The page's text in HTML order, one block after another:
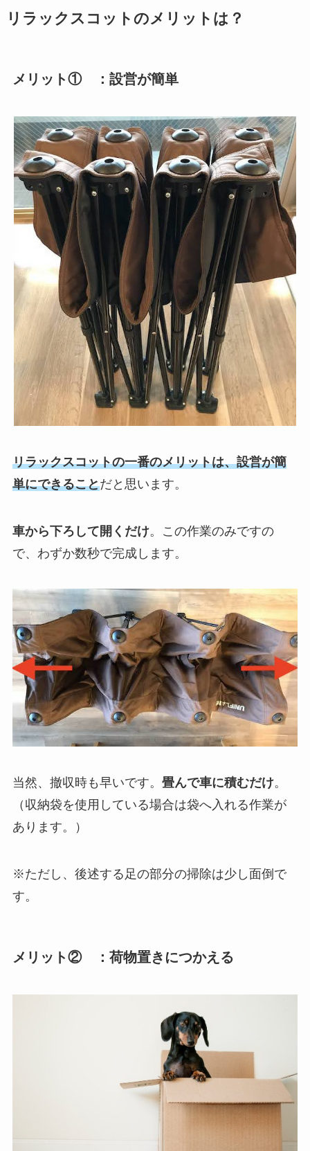
リラックスコットのメリットは？
メリット① ：設営が簡単
リラックスコットの一番のメリットは、設営が簡
単にできることだと思います。
車から下ろして開くだけ。この作業のみですの
で、わずか数秒で完成します。
当然、撤収時も早いです。 畳んで車に積むだけ。
（収納袋を使用している場合は袋へ入れる作業が
あります。）
※ただし、後述する足の部分の掃除は少し面倒で
す。
メリット② ：荷物置きにつかえる